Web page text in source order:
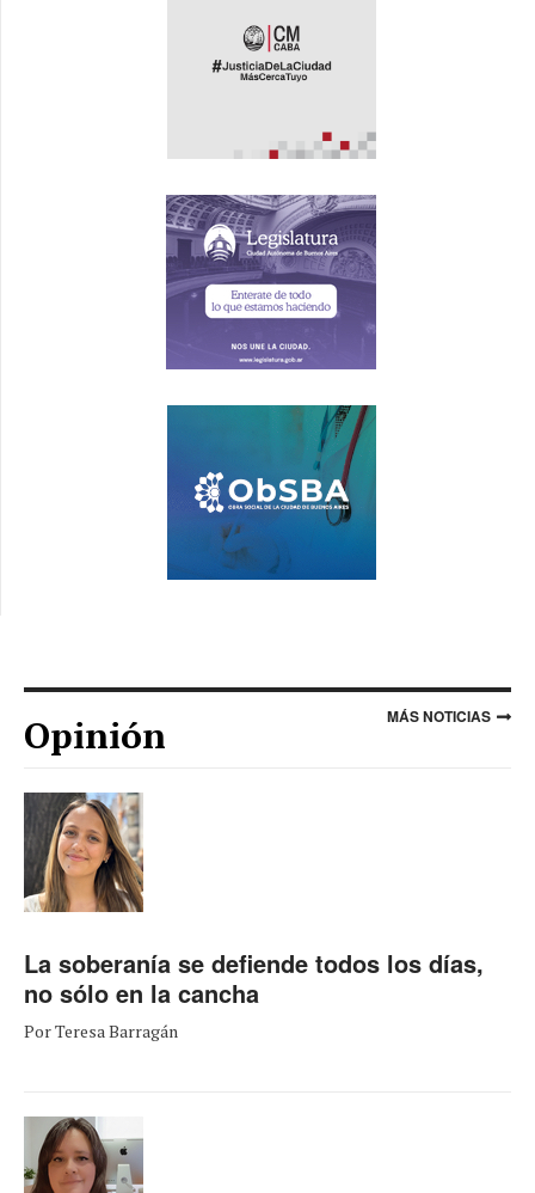
Opinión MÁS NOTICIAS
La soberanía se defiende todos los días,
no sólo en la cancha
Por Teresa Barragán